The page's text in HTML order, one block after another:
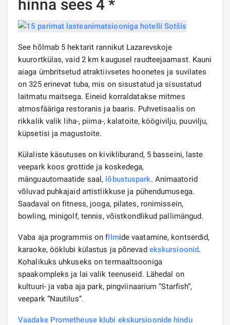
hinna sees 4 *
See hõlmab 5 hektarit rannikut Lazarevskoje
kuurortkülas, vaid 2 km kaugusel raudteejaamast. Kauni
aiaga ümbritsetud atraktiivsetes hoonetes ja suvilates
on 325 erinevat tuba, mis on sisustatud ja sisustatud
laitmatu maitsega. Eineid korraldatakse mitmes
atmosfääriga restoranis ja baaris. Puhvetisaalis on
rikkalik valik liha-, piima-, kalatoite, köögivilju, puuvilju,
küpsetisi ja magustoite.
Külaliste käsutuses on kivikliburand, 5 basseini, laste
veepark koos grottide ja koskedega,
mänguautomaatide saal, lõbustuspark. Animaatorid
võluvad puhkajaid artistlikkuse ja pühendumusega.
Saadaval on fitness, jooga, pilates, ronimissein,
bowling, minigolf, tennis, võistkondlikud pallimängud.
Vaba aja programmis on filmide vaatamine, kontserdid,
karaoke, ööklubi külastus ja põnevad ekskursioonid.
Kohalikuks uhkuseks on termaaltsooniga
spaakompleks ja lai valik teenuseid. Lähedal on
kultuuri- ja vaba aja park, pingviinaarium “Starfish”,
veepark “Nautilus”.
Vaadake Prometheuse klubi ekskursioonide hindu